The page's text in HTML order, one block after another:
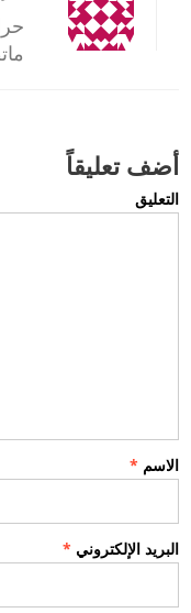
أضف تعليقاً
التعليق
الاسم *
البريد الإلكتروني *